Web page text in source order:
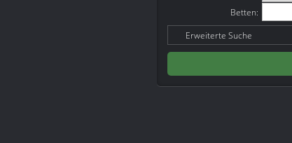
Betten:
Erweiterte Suche